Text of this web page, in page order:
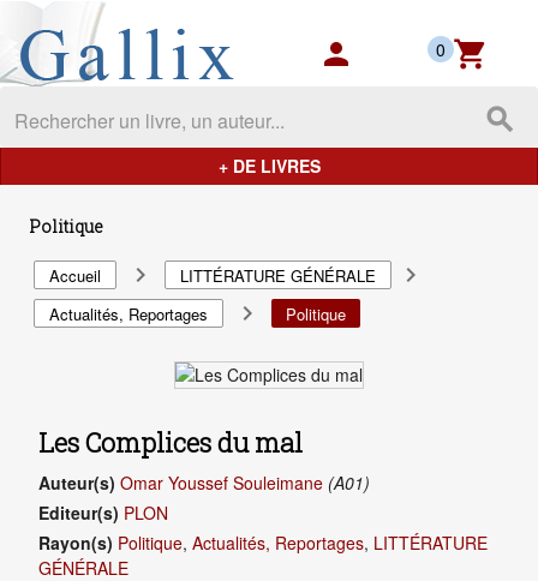
Gallix - les mondes du livres
person shopping_cart
0
search
+ DE LIVRES
Politique
Accueil navigate_next LITTÉRATURE GÉNÉRALE navigate_next
Actualités, Reportages navigate_next Politique
Les Complices du mal
Auteur(s) Omar Youssef Souleimane (A01)
Editeur(s) PLON
Rayon(s) Politique, Actualités, Reportages, LITTÉRATURE
GÉNÉRALE